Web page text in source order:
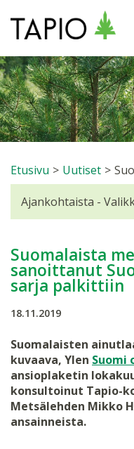
Etusivu > Uutiset >
Suomalaista
sanoittanut
sarja palkittiin
18.11.2019
Suomalaisten
kuvaava, Ylen Suomi
ansioplaketin
konsultoinut Tapio-
Metsälehden Mikko
ansainneista.
Ajankohtaista -